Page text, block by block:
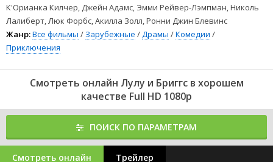
К'Орианка Килчер, Джейн Адамс, Эмми Рейвер-Лэмпман, Николь
Лалиберт, Люк Форбс, Акилла Золл, Ронни Джин Блевинс
Жанр:Все фильмы / Зарубежные /Драмы /Комедии /
Приключения
Смотреть онлайн Лулу и Бриггс в хорошем
качестве Full HD 1080p
ПОИСК ПО ПАРАМЕТРАМ
Смотреть онлайн Трейлер